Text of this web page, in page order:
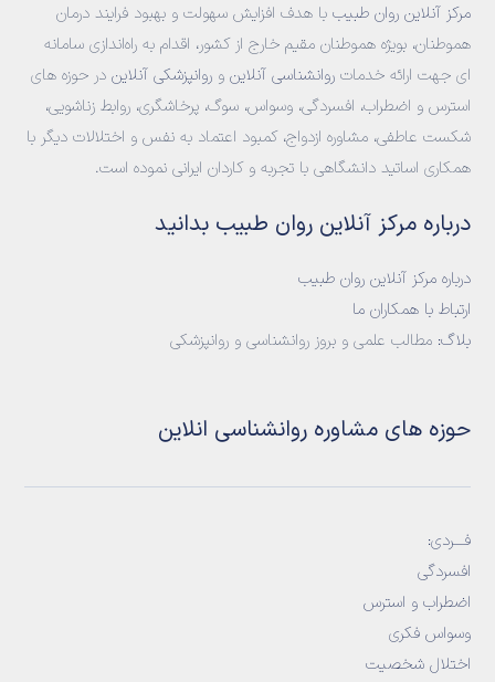
مرکز آنلاین روان طبیب با هدف افزایش سهولت و بهبود فرایند درمان
هموطنان، بویژه هموطنان مقیم خارج از کشور، اقدام به راه‌اندازی سامانه‌
ای جهت ارائه خدماتروانشناسی آنلاین وروانپزشکی آنلاین در حوزه های
استرس و اضطراب، افسردگی، وسواس، سوگ، پرخاشگری، روابط زناشویی،
شکست عاطفی، مشاوره ازدواج، کمبود اعتماد به نفس و اختلالات دیگر با
همکاری اساتید دانشگاهی با تجربه و کاردان ایرانی نموده است.
درباره مرکز آنلاین روان طبیب بدانید
درباره مرکز آنلاین روان طبیب
ارتباط با همکاران ما
بلاگ: مطالب علمی و بروز روانشناسی و روانپزشکی
حوزه های مشاوره روانشناسی انلاین
فـــردی:
افسردگی
اضطراب و استرس
وسواس فکری
اختلال شخصیت